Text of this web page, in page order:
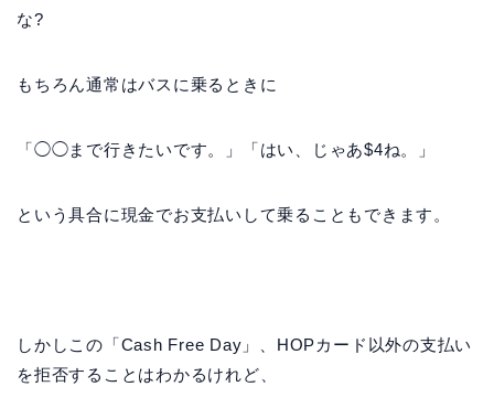
な?
もちろん通常はバスに乗るときに
「◯◯まで行きたいです。」「はい、じゃあ$4ね。」
という具合に現金でお支払いして乗ることもできます。
しかしこの「Cash Free Day」、HOPカード以外の支払い
を拒否することはわかるけれど、